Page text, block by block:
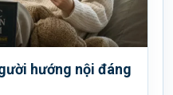
hướng nội đáng